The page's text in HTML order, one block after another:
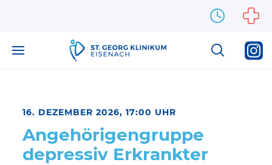
16. DEZEMBER 2026, 17:00 UHR
Angehörigengruppe
depressiv Erkrankter